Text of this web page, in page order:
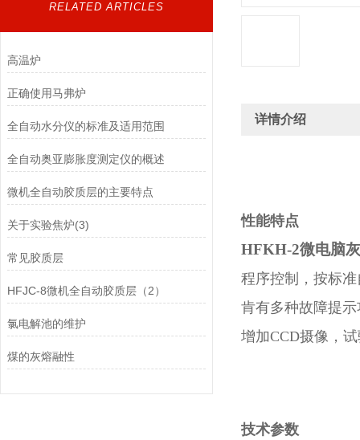
RELATED ARTICLES
高温炉
正确使用马弗炉
全自动水分仪的标准及适用范围
全自动奥亚膨胀度测定仪的概述
微机全自动胶质层的主要特点
关于实验焦炉(3)
常见胶质层
HFJC-8微机全自动胶质层（2）
氯电解池的维护
煤的灰熔融性
详情介绍
性能特点
HFKH-2微电脑
程序控制，按标
肯有多种故障提
增加CCD摄像，
技术参数